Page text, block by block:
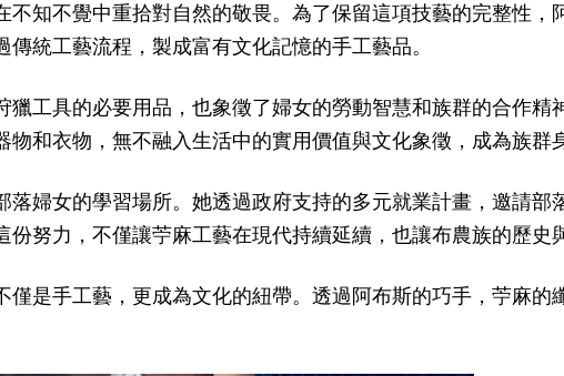
知不覺中重拾對自然的敬畏。為了保留這項技藝的完整性，
統工藝流程，製成富有文化記憶的手工藝品。
工具的必要用品，也象徵了婦女的勞動智慧和族群的合作精
和衣物，無不融入生活中的實用價值與文化象徵，成為族群
婦女的學習場所。她透過政府支持的多元就業計畫，邀請部
努力，不僅讓苧麻工藝在現代持續延續，也讓布農族的歷史
是手工藝，更成為文化的紐帶。透過阿布斯的巧手，苧麻的